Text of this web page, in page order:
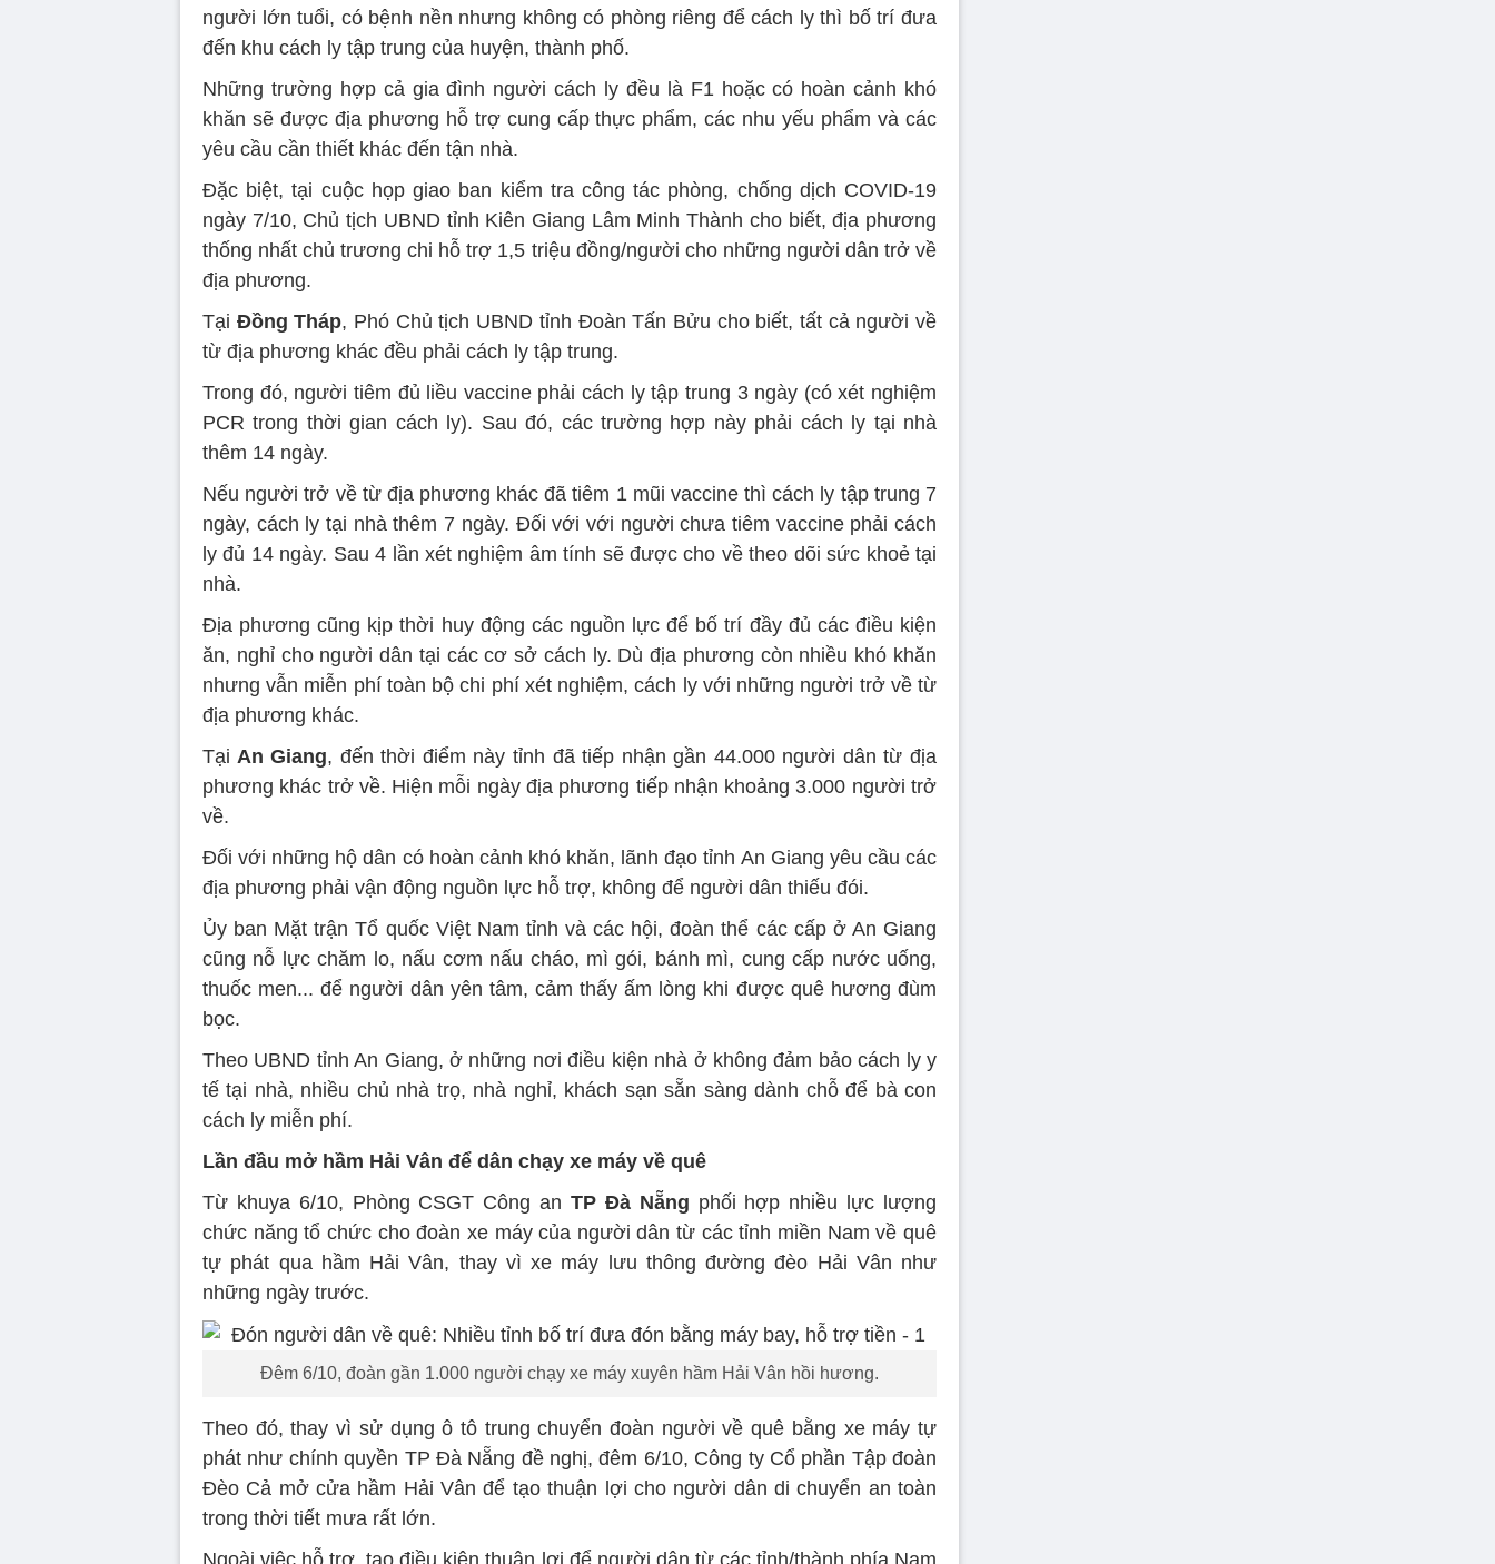
người lớn tuổi, có bệnh nền nhưng không có phòng riêng để cách ly thì bố trí đưa
đến khu cách ly tập trung của huyện, thành phố.
Những trường hợp cả gia đình người cách ly đều là F1 hoặc có hoàn cảnh khó
khăn sẽ được địa phương hỗ trợ cung cấp thực phẩm, các nhu yếu phẩm và các
yêu cầu cần thiết khác đến tận nhà.
Đặc biệt, tại cuộc họp giao ban kiểm tra công tác phòng, chống dịch COVID-19
ngày 7/10, Chủ tịch UBND tỉnh Kiên Giang Lâm Minh Thành cho biết, địa phương
thống nhất chủ trương chi hỗ trợ 1,5 triệu đồng/người cho những người dân trở về
địa phương.
Tại Đồng Tháp, Phó Chủ tịch UBND tỉnh Đoàn Tấn Bửu cho biết, tất cả người về
từ địa phương khác đều phải cách ly tập trung.
Trong đó, người tiêm đủ liều vaccine phải cách ly tập trung 3 ngày (có xét nghiệm
PCR trong thời gian cách ly). Sau đó, các trường hợp này phải cách ly tại nhà
thêm 14 ngày.
Nếu người trở về từ địa phương khác đã tiêm 1 mũi vaccine thì cách ly tập trung 7
ngày, cách ly tại nhà thêm 7 ngày. Đối với với người chưa tiêm vaccine phải cách
ly đủ 14 ngày. Sau 4 lần xét nghiệm âm tính sẽ được cho về theo dõi sức khoẻ tại
nhà.
Địa phương cũng kịp thời huy động các nguồn lực để bố trí đầy đủ các điều kiện
ăn, nghỉ cho người dân tại các cơ sở cách ly. Dù địa phương còn nhiều khó khăn
nhưng vẫn miễn phí toàn bộ chi phí xét nghiệm, cách ly với những người trở về từ
địa phương khác.
Tại An Giang, đến thời điểm này tỉnh đã tiếp nhận gần 44.000 người dân từ địa
phương khác trở về. Hiện mỗi ngày địa phương tiếp nhận khoảng 3.000 người trở
về.
Đối với những hộ dân có hoàn cảnh khó khăn, lãnh đạo tỉnh An Giang yêu cầu các
địa phương phải vận động nguồn lực hỗ trợ, không để người dân thiếu đói.
Ủy ban Mặt trận Tổ quốc Việt Nam tỉnh và các hội, đoàn thể các cấp ở An Giang
cũng nỗ lực chăm lo, nấu cơm nấu cháo, mì gói, bánh mì, cung cấp nước uống,
thuốc men... để người dân yên tâm, cảm thấy ấm lòng khi được quê hương đùm
bọc.
Theo UBND tỉnh An Giang, ở những nơi điều kiện nhà ở không đảm bảo cách ly y
tế tại nhà, nhiều chủ nhà trọ, nhà nghỉ, khách sạn sẵn sàng dành chỗ để bà con
cách ly miễn phí.
Lần đầu mở hầm Hải Vân để dân chạy xe máy về quê
Từ khuya 6/10, Phòng CSGT Công an TP Đà Nẵng phối hợp nhiều lực lượng
chức năng tổ chức cho đoàn xe máy của người dân từ các tỉnh miền Nam về quê
tự phát qua hầm Hải Vân, thay vì xe máy lưu thông đường đèo Hải Vân như
những ngày trước.
Đêm 6/10, đoàn gần 1.000 người chạy xe máy xuyên hầm Hải Vân hồi hương.
Theo đó, thay vì sử dụng ô tô trung chuyển đoàn người về quê bằng xe máy tự
phát như chính quyền TP Đà Nẵng đề nghị, đêm 6/10, Công ty Cổ phần Tập đoàn
Đèo Cả mở cửa hầm Hải Vân để tạo thuận lợi cho người dân di chuyển an toàn
trong thời tiết mưa rất lớn.
Ngoài việc hỗ trợ, tạo điều kiện thuận lợi để người dân từ các tỉnh/thành phía Nam